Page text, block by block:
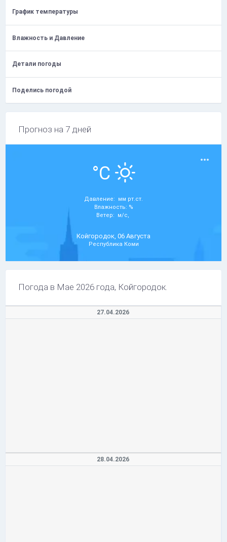
График температуры
Влажность и Давление
Детали погоды
Поделись погодой
Прогноз на 7 дней
°C
Давление: мм рт.ст.
Влажность: %
Ветер: м/с,
Койгородок, 06 Августа
Республика Коми
Погода в Мае 2026 года, Койгородок.
27.04.2026
28.04.2026